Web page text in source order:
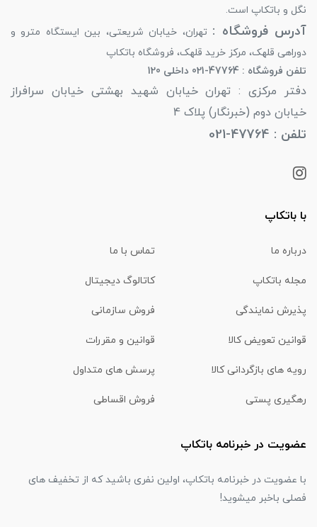
نگل و باتکاپ است.
آدرس فروشگاه : تهران، خیابان شریعتی، بین ایستگاه مترو و
دوراهی قلهک، مرکز خرید قلهک، فروشگاه باتکاپ
تلفن فروشگاه : 47764-021 داخلی 120
دفتر مرکزی : تهران خیابان شهید بهشتی خیابان سرافراز
خیابان دوم (خبرنگار) پلاک 4
تلفن : 47764-021
با باتکاپ
درباره ما تماس با ما
مجله باتکاپ کاتالوگ دیجیتال
پذیرش نمایندگی فروش سازمانی
قوانین تعویض کالا قوانین و مقررات
رویه های بازگردانی کالا پرسش های متداول
رهگیری پستی فروش اقساطی
عضویت در خبرنامه باتکاپ
با عضویت در خبرنامه باتکاپ، اولین نفری باشید که از تخفیف های
فصلی باخبر میشوید!